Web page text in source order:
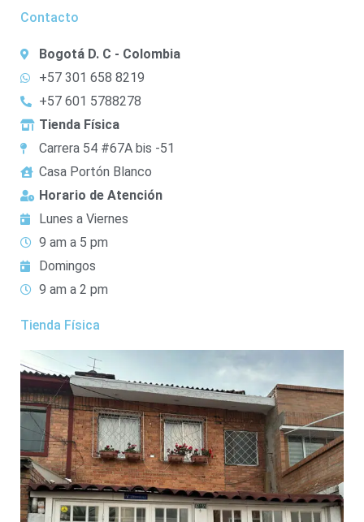
Contacto
Bogotá D. C - Colombia
+57 301 658 8219
+57 601 5788278
Tienda Física
Carrera 54 #67A bis -51
Casa Portón Blanco
Horario de Atención
Lunes a Viernes
9 am a 5 pm
Domingos
9 am a 2 pm
Tienda Física